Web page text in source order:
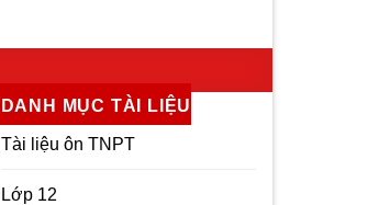
DANH MỤC TÀI LIỆU
Tài liệu ôn TNPT
Lớp 12